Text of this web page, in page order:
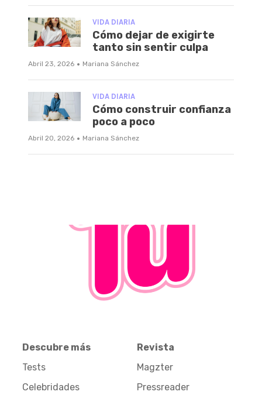
VIDA DIARIA
Cómo dejar de exigirte
tanto sin sentir culpa
Abril 23, 2026 · Mariana Sánchez
VIDA DIARIA
Cómo construir confianza
poco a poco
Abril 20, 2026 · Mariana Sánchez
Descubre más
Tests
Celebridades
Revista
Magzter
Pressreader